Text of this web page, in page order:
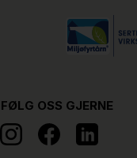
FØLG OSS GJERNE